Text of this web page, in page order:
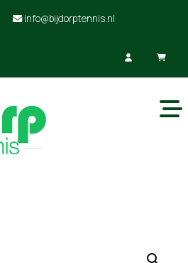
info@bijdorptennis.nl